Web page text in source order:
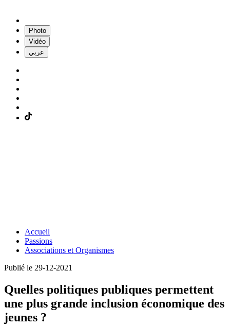
Photo
Vidéo
عربي
Accueil
Passions
Associations et Organismes
Publié le 29-12-2021
Quelles politiques publiques permettent
une plus grande inclusion économique des
jeunes ?